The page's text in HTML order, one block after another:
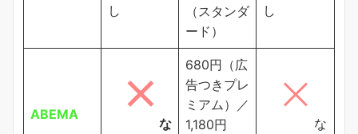
し
（スタンダ
ード）
し
ABEMA
な
680円（広
告つきプレ
ミアム）／
1,180円
な